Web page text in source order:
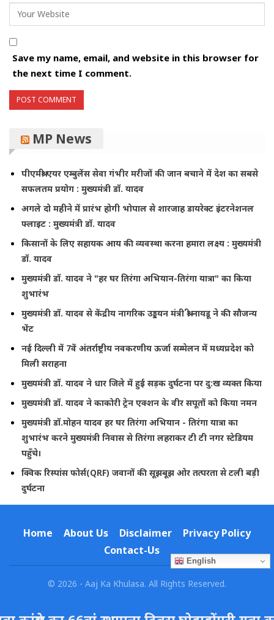
Save my name, email, and website in this browser for
the next time I comment.
MP News
पीएमश्री एयर एम्बुलेंस सेवा गंभीर मरीजों की जान बचाने में देश का सबसे
सफलतम प्रयोग : मुख्यमंत्री डॉ. यादव
अगले दो महीने में प्रारंभ होगी भोपाल से शारजाह डायरेक्ट इंटरनेशनल
फ्लाइट : मुख्यमंत्री डॉ. यादव
किसानों के लिए सहायक आय की व्यवस्था करना हमारा लक्ष्य : मुख्यमंत्री
डॉ. यादव
मुख्यमंत्री डॉ. यादव ने "हर घर तिरंगा अभियान-तिरंगा यात्रा" का किया
शुभारंभ
मुख्यमंत्री डॉ. यादव से केंद्रीय नागरिक उड्डयन मंत्री श्री नायडू ने की सौजन्य
भेंट
नई दिल्ली में 7वें अंतर्राष्ट्रीय नवकरणीय ऊर्जा सम्मेलन में मध्यप्रदेश को
मिली सराहना
मुख्यमंत्री डॉ. यादव ने धार जिले में हुई सड़क दुर्घटना पर दु:ख व्यक्त किया
मुख्यमंत्री डॉ. यादव ने काकोरी ट्रेन एक्शन के वीर सपूतों को किया नमन
मुख्यमंत्री डॉ.मोहन यादव हर घर तिरंगा अभियान - तिरंगा यात्रा का
शुभारंभ करने मुख्यमंत्री निवास से तिरंगा लहराकर टी टी नगर स्टेडियम
पहुँचे।
क्विक रिस्पांस फोर्स(QRF) जवानों की सूझबूझ ओर तत्परता से टली बड़ी
दुर्घटना
Home About Us Disclaimer
Privacy Policy
Contact-Us
English
© 2026 - Aaj Ka Khulasa. All Rights Reserved.